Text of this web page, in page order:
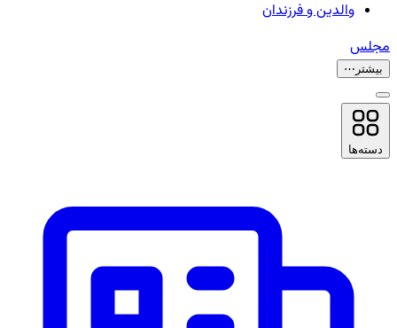
والدین و فرزندان
مجلس
بیشتر ⋯
دسته‌ها